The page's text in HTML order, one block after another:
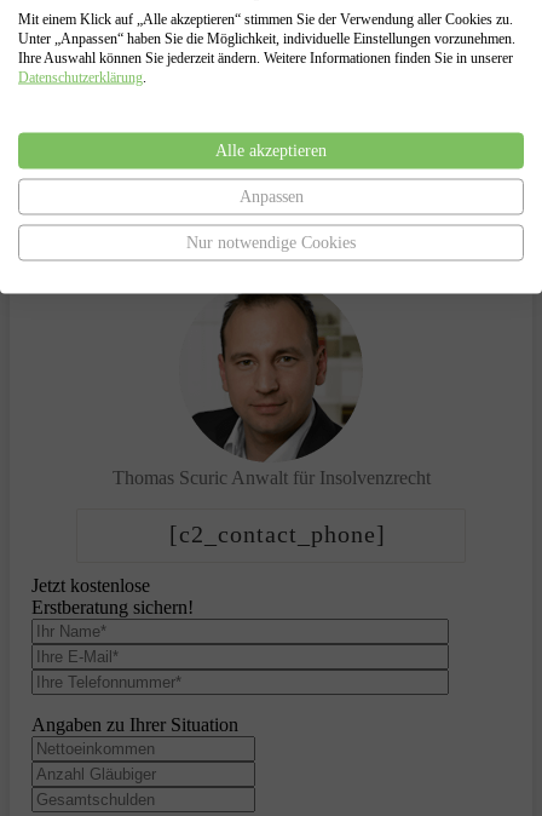
Insolvenzverwalter
Haben Sie Fragen?
Sprechen Sie uns an.
Wir helfen Ihnen gerne!
Thomas Scuric Anwalt für Insolvenzrecht
[c2_contact_phone]
Jetzt kostenlose
Erstberatung sichern!
Angaben zu Ihrer Situation
Mit einem Klick auf „Alle akzeptieren“ stimmen Sie der Verwendung aller Cookies zu.
Unter „Anpassen“ haben Sie die Möglichkeit, individuelle Einstellungen vorzunehmen.
Ihre Auswahl können Sie jederzeit ändern. Weitere Informationen finden Sie in unserer
Datenschutzerklärung
Alle akzeptieren
Anpassen
Nur notwendige Cookies